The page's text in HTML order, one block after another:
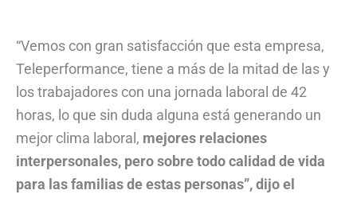
“Vemos con gran satisfacción que esta empresa,
Teleperformance, tiene a más de la mitad de las y
los trabajadores con una jornada laboral de 42
horas, lo que sin duda alguna está generando un
mejor clima laboral, mejores relaciones
interpersonales, pero sobre todo calidad de vida
para las familias de estas personas”, dijo el